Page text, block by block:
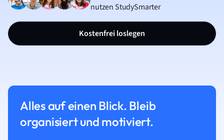
nutzen StudySmarter
Kostenfrei loslegen
Alles auf einen Blick. Bleib
organisiert und motiviert.